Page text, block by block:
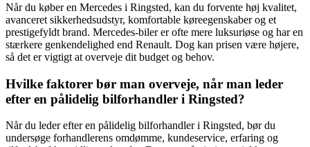
Når du køber en Mercedes i Ringsted, kan du forvente høj kvalitet,
avanceret sikkerhedsudstyr, komfortable køreegenskaber og et
prestigefyldt brand. Mercedes-biler er ofte mere luksuriøse og har en
stærkere genkendelighed end Renault. Dog kan prisen være højere,
så det er vigtigt at overveje dit budget og behov.
Hvilke faktorer bør man overveje, når man leder
efter en pålidelig bilforhandler i Ringsted?
Når du leder efter en pålidelig bilforhandler i Ringsted, bør du
undersøge forhandlerens omdømme, kundeservice, erfaring og